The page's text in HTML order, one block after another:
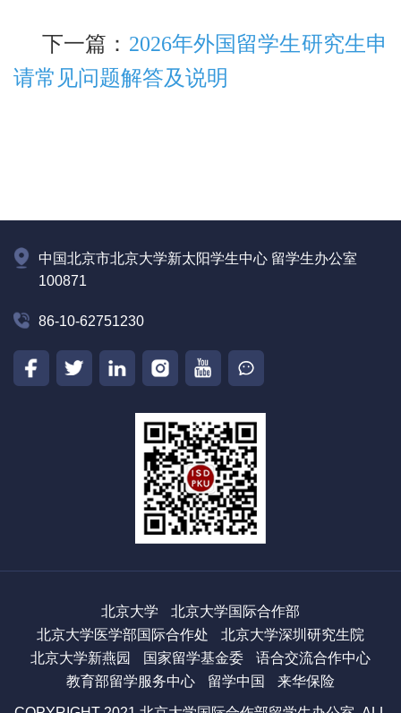
下一篇： 2026年外国留学生研究生申
请常见问题解答及说明
中国北京市北京大学新太阳学生中心 留学生办公室
100871
86-10-62751230
北京大学
北京大学国际合作部
北京大学医学部国际合作处
北京大学深圳研究生院
北京大学新燕园
国家留学基金委
语合交流合作中心
教育部留学服务中心
留学中国 来华保险